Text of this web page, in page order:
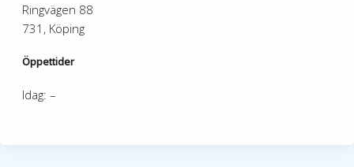
Ringvägen 88
731, Köping
Öppettider
Idag: –